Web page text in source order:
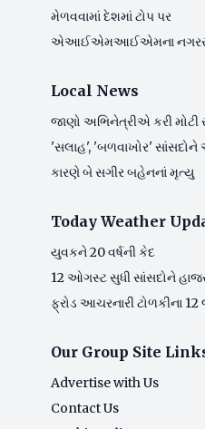
મેળવવામાં દેશમાં ટોપ પર
એઆઈએમઆઈએમના
Local News
જાણો અભિનેત્રીએ કરી મોટી
'સલાહ', 'બળવાખોર' સાંસદોને
કારણે બે સગીર બહેનનાં મૃત્યુ
Today Weather
યુવકને 20 વર્ષની કેદ
12 ઓગસ્ટ સુધી સાંસદોને
ફ્રોડ આચરનારી ટોળકીના
Our Group Site
Advertise with Us
Contact Us